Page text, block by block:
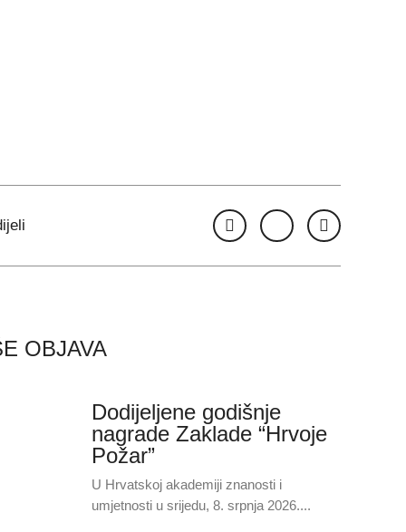
OBJAVA
Dodijeljene godišnje
nagrade Zaklade “Hrvoje
Požar”
U Hrvatskoj akademiji znanosti i
umjetnosti u srijedu, 8. srpnja 2026....